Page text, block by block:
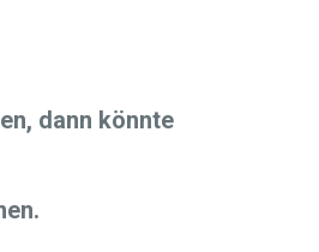
dann könnte